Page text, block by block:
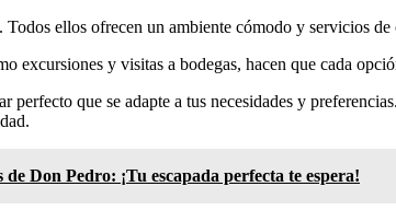
ellos ofrecen un ambiente cómodo y servicios
excursiones y visitas a bodegas, hacen que cada
perfecto que se adapte a tus necesidades y
de Don Pedro: ¡Tu escapada perfecta te espera!